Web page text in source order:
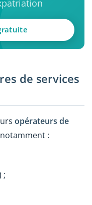
de services
opérateurs de
notamment :
;